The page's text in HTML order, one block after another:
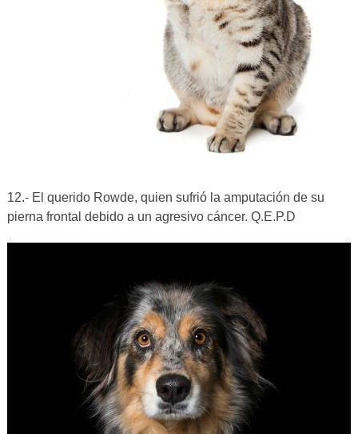
12.- El querido Rowde, quien sufrió la amputación de su
pierna frontal debido a un agresivo cáncer. Q.E.P.D